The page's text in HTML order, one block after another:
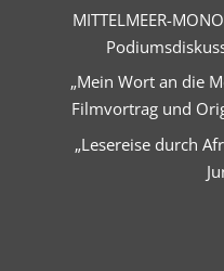
MITTELMEER-
„Mein Wort an die
Filmvortrag und
„Lesereise durch